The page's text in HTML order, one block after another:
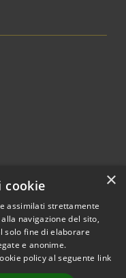
© 2026 • Comune di
Calabro • Powered by
Municipium•Accesso
×
cookie
assimilati strettamente
navigazione del sito,
solo fine di elaborare
e anonime.
policy al seguente link